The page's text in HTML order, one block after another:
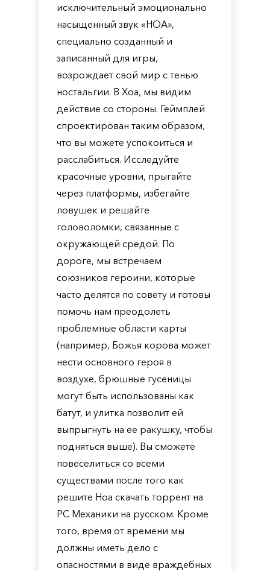
исключительный эмоционально
насыщенный звук «HOA»,
специально созданный и
записанный для игры,
возрождает свой мир с тенью
ностальгии. В Хоа, мы видим
действие со стороны. Геймплей
спроектирован таким образом,
что вы можете успокоиться и
расслабиться. Исследуйте
красочные уровни, прыгайте
через платформы, избегайте
ловушек и решайте
головоломки, связанные с
окружающей средой. По
дороге, мы встречаем
союзников героини, которые
часто делятся по совету и готовы
помочь нам преодолеть
проблемные области карты
(например, Божья корова может
нести основного героя в
воздухе, брюшные гусеницы
могут быть использованы как
батут, и улитка позволит ей
выпрыгнуть на ее ракушку, чтобы
подняться выше). Вы сможете
повеселиться со всеми
существами после того как
решите Hoa скачать торрент на
PC Механики на русском. Кроме
того, время от времени мы
должны иметь дело с
опасностями в виде враждебных